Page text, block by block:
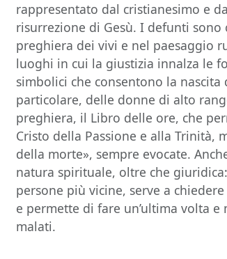
rappresentato dal cristianesimo e
risurrezione di Gesù. I defunti
preghiera dei vivi e nel paesaggio
luoghi in cui la giustizia innalza le
simbolici che consentono la
particolare, delle donne di alto
preghiera, il Libro delle ore, che
Cristo della Passione e alla Trinità,
della morte», sempre evocate.
natura spirituale, oltre che
persone più vicine, serve a
e permette di fare un’ultima volta
malati.